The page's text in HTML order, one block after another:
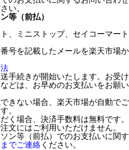
い。
等（前払）
、ミニストップ、セイコーマート
号を記載したメールを楽天市場か
手続きが開始いたします。お受け
どは、お早めのお支払いをお願い
きない場合、楽天市場が自動でご
。
く場合、決済手数料は無料です。
文にはご利用いただけません。
ン等（前払）でのお支払いに関す
でご連絡 ください。